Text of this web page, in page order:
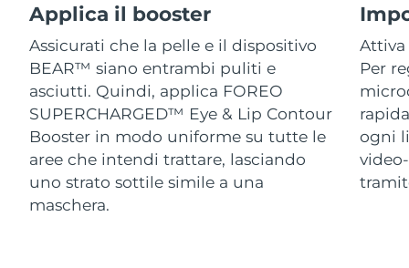
Applica il booster
Assicurati che la pelle e il dispositivo
BEAR™ siano entrambi puliti e
asciutti. Quindi, applica FOREO
SUPERCHARGED™ Eye & Lip Contour
Booster in modo uniforme su tutte le
aree che intendi trattare, lasciando
uno strato sottile simile a una
maschera.
Per
ogni